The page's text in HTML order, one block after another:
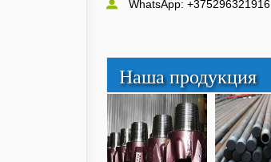
WhatsApp: +375296321916
Наша продукция